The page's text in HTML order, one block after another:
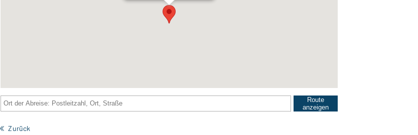
Route
anzeigen
Zurück